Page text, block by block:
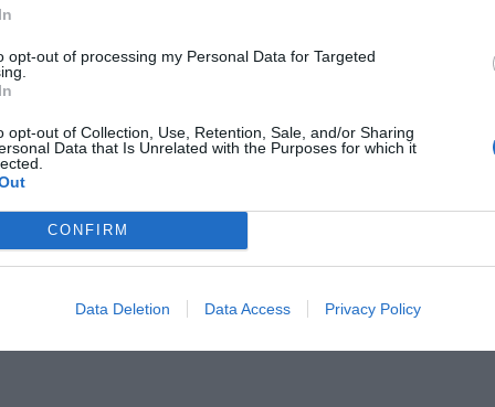
opt-out of processing my Personal Data for Targeted
opt-out of Collection, Use, Retention, Sale, and/or Sharing
Data that Is Unrelated with the Purposes for which it
CONFIRM
Data Deletion Data Access Privacy Policy
nagany.
RÓWNIEŻ:
przecenił hit do kuchni. Air fryer tańszy aż o 150 zł, a to
2026 16:06
dla milionów polskich rodzin. ZUS wypłacił już 173 mln
wciąż można składać
2026 12:56